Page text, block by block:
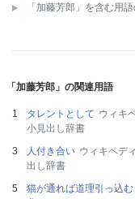
「加藤芳郎」を含む用
「加藤芳郎」の関連用語
タレントとして ウィキ
小見出し辞書
人付き合い ウィキペデ
出し辞書
猫が通れば道理引っ込む